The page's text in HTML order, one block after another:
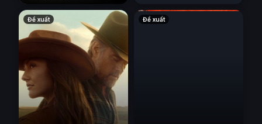
Đề xuất Đề xuất